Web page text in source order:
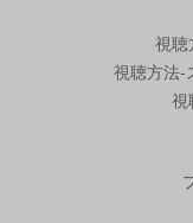
視聴
視聴方法-
視